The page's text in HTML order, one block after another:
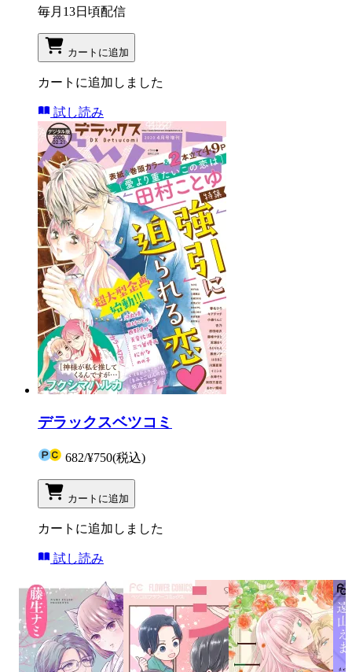
毎月13日頃配信
カートに追加
カートに追加しました
試し読み
デラックスベツコミ
682/¥750(税込)
カートに追加
カートに追加しました
試し読み